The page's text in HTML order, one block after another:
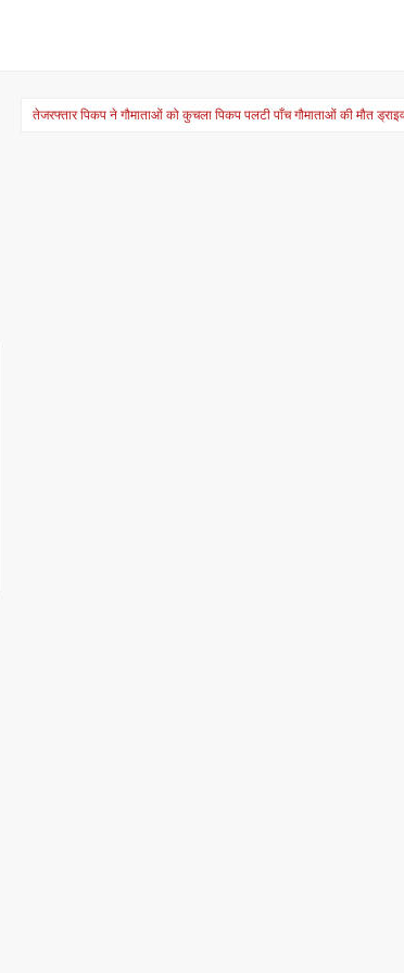
तेजरफ्तार पिकप ने गौमाताओं को कुचला पिकप पलटी पाँच गौमाताओं की मौत